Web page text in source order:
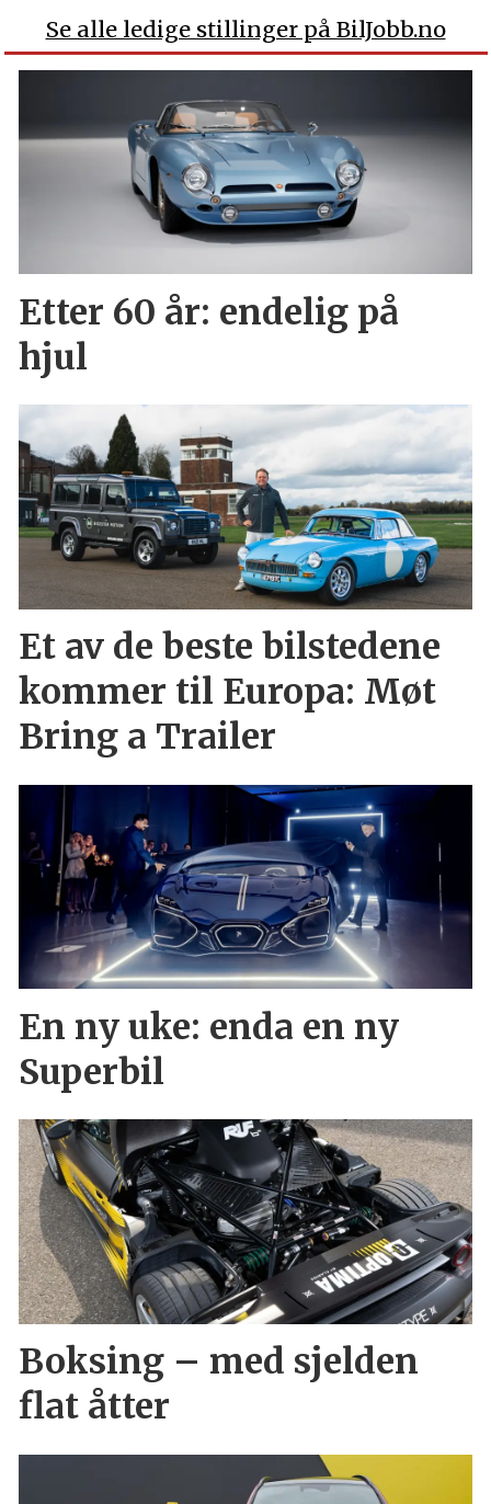
Se alle ledige stillinger på BilJobb.no
Etter 60 år: endelig på
hjul
Et av de beste bilstedene
kommer til Europa: Møt
Bring a Trailer
En ny uke: enda en ny
Superbil
Boksing – med sjelden
flat åtter